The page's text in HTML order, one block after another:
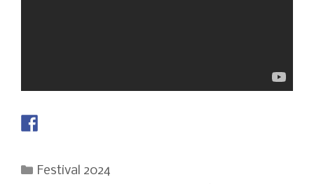
Catégories
Festival 2024